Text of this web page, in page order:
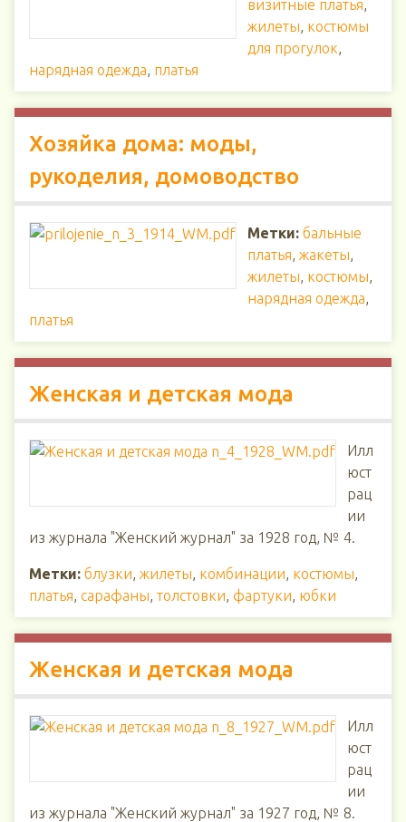
визитные платья,
жилеты, костюмы
для прогулок,
нарядная одежда, платья
Хозяйка дома: моды,
рукоделия, домоводство
Метки: бальные
платья, жакеты,
жилеты, костюмы,
нарядная одежда,
платья
Женская и детская мода
Илл
юст
рац
ии
из журнала "Женский журнал" за 1928 год, № 4.
Метки: блузки, жилеты, комбинации, костюмы,
платья, сарафаны, толстовки, фартуки, юбки
Женская и детская мода
Илл
юст
рац
ии
из журнала "Женский журнал" за 1927 год, № 8.